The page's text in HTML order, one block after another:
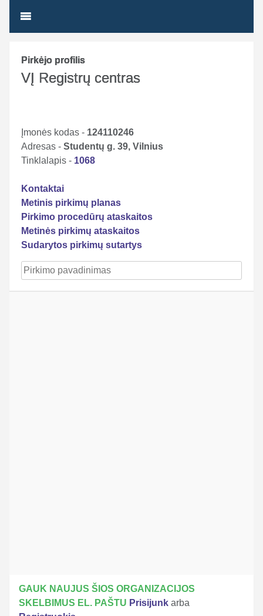
Pirkėjo profilis
VĮ Registrų centras
Įmonės kodas - 124110246
Adresas - Studentų g. 39, Vilnius
Tinklalapis - 1068
Kontaktai
Metinis pirkimų planas
Pirkimo procedūrų ataskaitos
Metinės pirkimų ataskaitos
Sudarytos pirkimų sutartys
GAUK NAUJUS ŠIOS ORGANIZACIJOS
SKELBIMUS EL. PAŠTU Prisijunk arba